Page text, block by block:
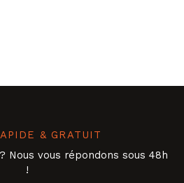
& GRATUIT
Nous vous répondons sous 48h
!